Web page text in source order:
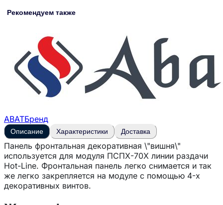
Рекомендуем также
ABATБренд
Описание Характеристики Доставка
Панель фронтальная декоративная \"вишня\"
используется для модуля ПСПХ-70Х линии раздачи
Hot-Line. Фронтальная панель легко снимается и так
же легко закрепляется на модуле с помощью 4-х
декоративных винтов.